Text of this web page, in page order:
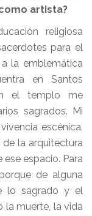
artista?
religiosa
para el
la emblemática
en Santos
el templo me
sagrados. Mi
escénica,
la arquitectura
espacio. Para
de alguna
lo sagrado y el
la muerte, la vida